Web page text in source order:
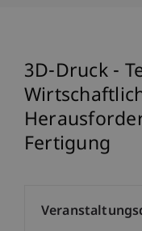
3D-Druck -
Fertigung